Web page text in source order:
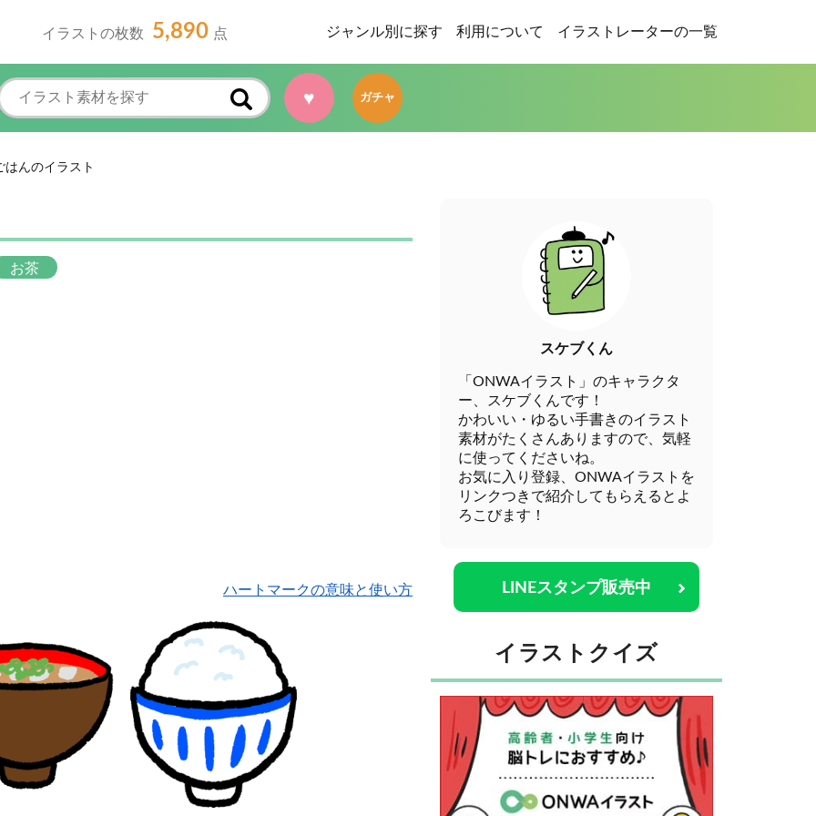
イラストの枚数 5,890 点 ジャンル別に探す 利用について イラストレーターの一覧
♥ ガチャ
はんのイラスト
お茶
ハートマークの意味と使い方
スケブくん
「ONWAイラスト」のキャラクタ
ー、スケブくんです！
かわいい・ゆるい手書きのイラスト
素材がたくさんありますので、気軽
に使ってくださいね。
お気に入り登録、ONWAイラストを
リンクつきで紹介してもらえるとよ
ろこびます！
LINEスタンプ販売中
イラストクイズ